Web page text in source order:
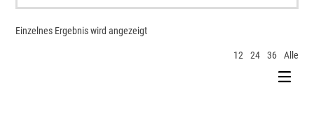
Einzelnes Ergebnis wird angezeigt
12 24 36 Alle